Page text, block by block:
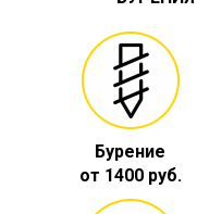
Бурение
от 1400 руб.